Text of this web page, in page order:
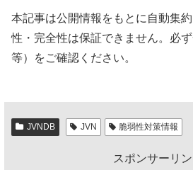
本記事は公開情報をもとに自動集
性・完全性は保証できません。必
等）をご確認ください。
JVNDB JVN 脆弱性対策情報
スポンサーリン